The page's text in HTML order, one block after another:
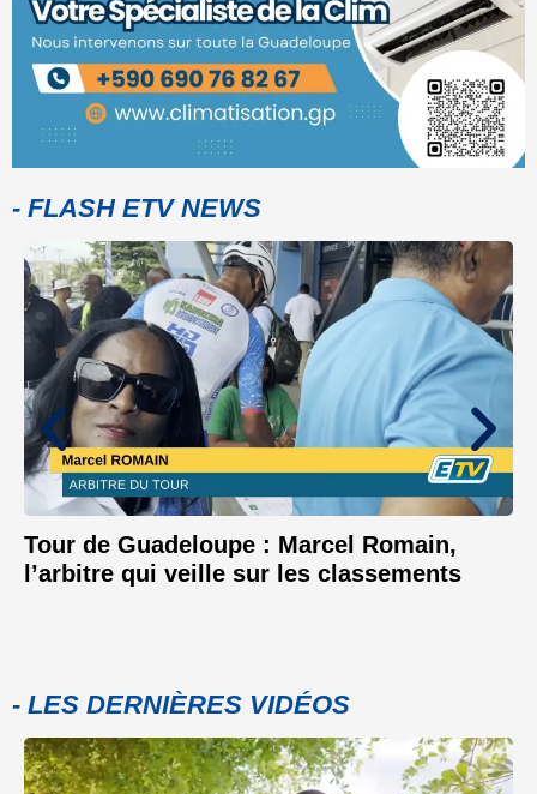
- FLASH ETV NEWS
Tour de Guadeloupe : Marcel Romain,
l’arbitre qui veille sur les classements
- LES DERNIÈRES VIDÉOS